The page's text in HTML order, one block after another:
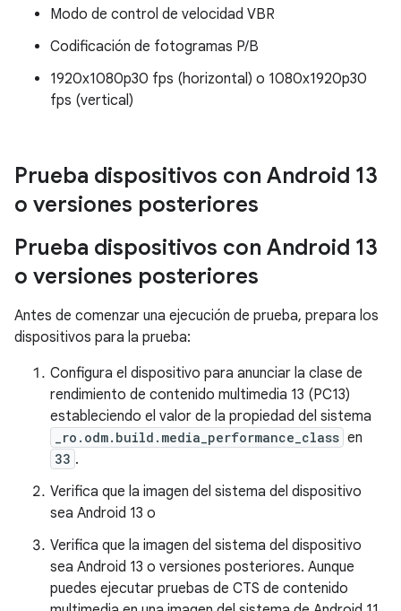
Modo de control de velocidad VBR
Codificación de fotogramas P/B
1920x1080p30 fps (horizontal) o 1080x1920p30
fps (vertical)
Prueba dispositivos con Android 13
o versiones posteriores
Prueba dispositivos con Android 13
o versiones posteriores
Antes de comenzar una ejecución de prueba, prepara los
dispositivos para la prueba:
Configura el dispositivo para anunciar la clase de
rendimiento de contenido multimedia 13 (PC13)
estableciendo el valor de la propiedad del sistema
_ro.odm.build.media_performance_class en
33 .
Verifica que la imagen del sistema del dispositivo
sea Android 13 o
Verifica que la imagen del sistema del dispositivo
sea Android 13 o versiones posteriores. Aunque
puedes ejecutar pruebas de CTS de contenido